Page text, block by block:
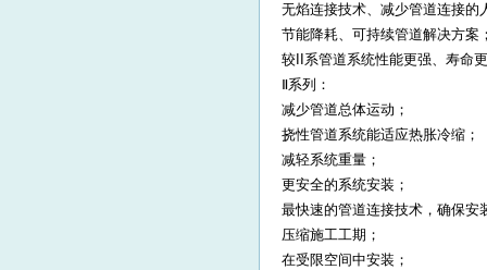
无焰连接技术、减少管道连接的
节能降耗、可持续管道解决方案
较II系管道系统性能更强、寿命
Ⅱ系列：
减少管道总体运动；
挠性管道系统能适应热胀冷缩；
减轻系统重量；
更安全的系统安装；
最快速的管道连接技术，确保安
压缩施工工期；
在受限空间中安装；